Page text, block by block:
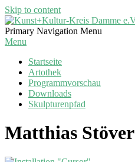
Skip to content
Kunst+Kultur-
Kreis
Primary Navigation Menu
Menu
Startseite
Artothek
Programmvorschau
Downloads
Skulpturenpfad
Matthias Stöver